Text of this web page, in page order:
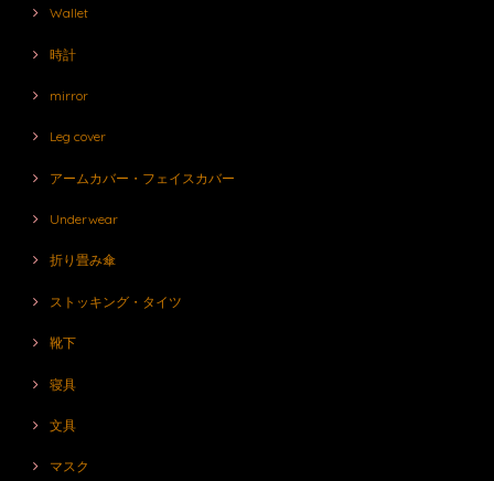
Wallet
時計
mirror
Leg cover
アームカバー・フェイスカバー
Underwear
折り畳み傘
ストッキング・タイツ
靴下
寝具
文具
マスク